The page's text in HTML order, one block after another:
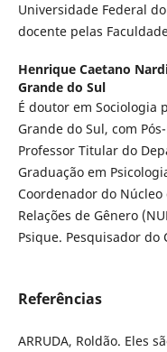
Universidade Federal
docente pelas
Henrique Caetano
Grande do Sul
É doutor em Sociologia
Grande do Sul, com
Professor Titular do
Graduação em
Coordenador do
Relações de Gênero
Psique. Pesquisador do
Referências
ARRUDA, Roldão. Eles